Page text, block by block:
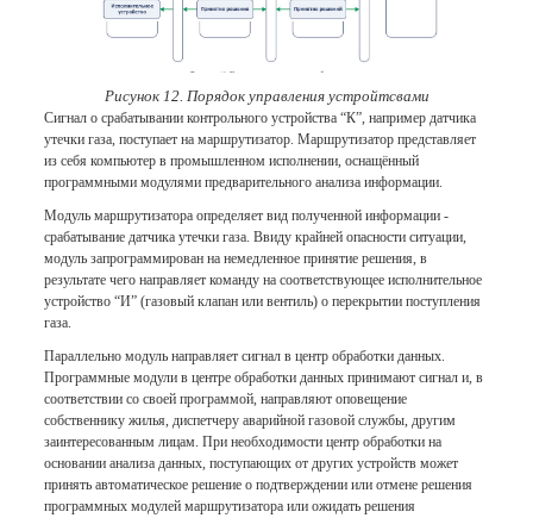
Рисунок 12. Порядок управления устройтсвами
Сигнал о срабатывании контрольного устройства “К”, например датчика
утечки газа, поступает на маршрутизатор. Маршрутизатор представляет
из себя компьютер в промышленном исполнении, оснащённый
программными модулями предварительного анализа информации.
Модуль маршрутизатора определяет вид полученной информации -
срабатывание датчика утечки газа. Ввиду крайней опасности ситуации,
модуль запрограммирован на немедленное принятие решения, в
результате чего направляет команду на соответствующее исполнительное
устройство “И” (газовый клапан или вентиль) о перекрытии поступления
газа.
Параллельно модуль направляет сигнал в центр обработки данных.
Программные модули в центре обработки данных принимают сигнал и, в
соответствии со своей программой, направляют оповещение
собственнику жилья, диспетчеру аварийной газовой службы, другим
заинтересованным лицам. При необходимости центр обработки на
основании анализа данных, поступающих от других устройств может
принять автоматическое решение о подтверждении или отмене решения
программных модулей маршрутизатора или ожидать решения